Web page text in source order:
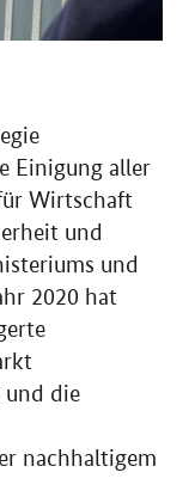
Einigung aller
Wirtschaft
und
und
2020 hat
und die
nachhaltigem